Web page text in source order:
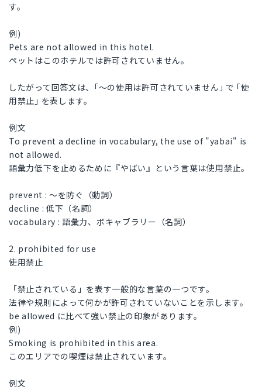
す。
例)
Pets are not allowed in this hotel.
ペットはこのホテルでは許可されていません。
したがって回答文は、｢～の使用は許可されていません｣ で ｢使
用禁止｣ を表します。
例文
To prevent a decline in vocabulary, the use of "yabai" is
not allowed.
語彙力低下を止めるために『やばい』という言葉は使用禁止。
prevent : ～を防ぐ（動詞）
decline : 低下（名詞）
vocabulary : 語彙力、ボキャブラリー（名詞）
2. prohibited for use
使用禁止
「禁止されている」を表す一般的な言葉の一つです。
法律や規則によって何かが許可されていないことを示します。
be allowed に比べて強い禁止の印象があります。
例)
Smoking is prohibited in this area.
このエリアでの喫煙は禁止されています。
例文